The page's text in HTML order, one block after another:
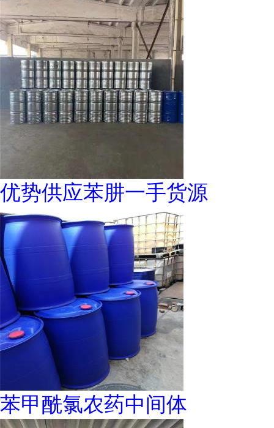
优势供应苯肼一手货源
苯甲酰氯农药中间体